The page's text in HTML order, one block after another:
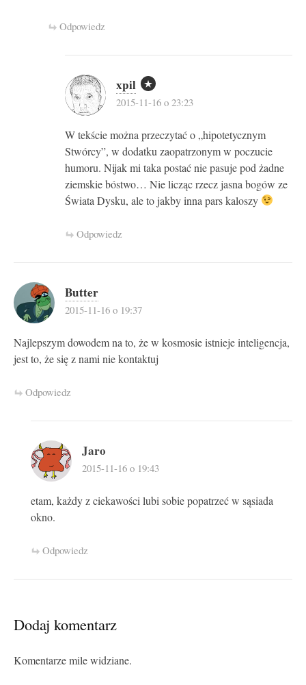
Odpowiedz
xpil
2015-11-16 o 23:23
W tekście można przeczytać o „hipotetycznym
Stwórcy”, w dodatku zaopatrzonym w poczucie
humoru. Nijak mi taka postać nie pasuje pod żadne
ziemskie bóstwo… Nie licząc rzecz jasna bogów ze
Świata Dysku, ale to jakby inna pars kaloszy
Odpowiedz
Butter
2015-11-16 o 19:37
Najlepszym dowodem na to, że w kosmosie istnieje inteligencja,
jest to, że się z nami nie kontaktuj
Odpowiedz
Jaro
2015-11-16 o 19:43
etam, każdy z ciekawości lubi sobie popatrzeć w sąsiada
okno.
Odpowiedz
Dodaj komentarz
Komentarze mile widziane.